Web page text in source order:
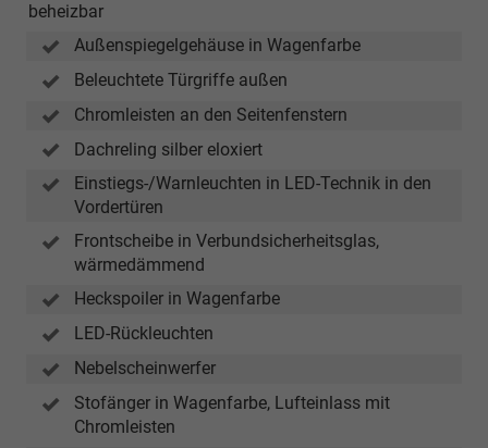
beheizbar
Außenspiegelgehäuse in Wagenfarbe
Beleuchtete Türgriffe außen
Chromleisten an den Seitenfenstern
Dachreling silber eloxiert
Einstiegs-/Warnleuchten in LED-Technik in den
Vordertüren
Frontscheibe in Verbundsicherheitsglas,
wärmedämmend
Heckspoiler in Wagenfarbe
LED-Rückleuchten
Nebelscheinwerfer
Stofänger in Wagenfarbe, Lufteinlass mit
Chromleisten